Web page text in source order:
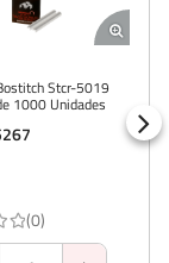
Corchetes
5/16'' Caja de
Código